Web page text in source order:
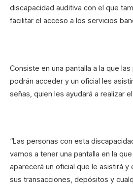
discapacidad auditiva con el que
facilitar el acceso a los servicios
Consiste en una pantalla a la que
podrán acceder y un oficial les
señas, quien les ayudará a realizar
“Las personas con esta
vamos a tener una pantalla en la
aparecerá un oficial que le asistirá y
sus transacciones, depósitos y